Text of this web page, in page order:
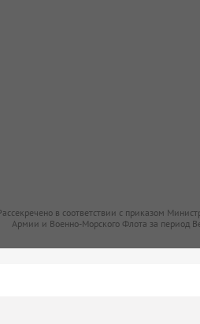
в соответствии с приказом
Армии и Военно-Морского Флота за период